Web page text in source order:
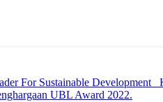
For Sustainable Development_
UBL Award 2022.